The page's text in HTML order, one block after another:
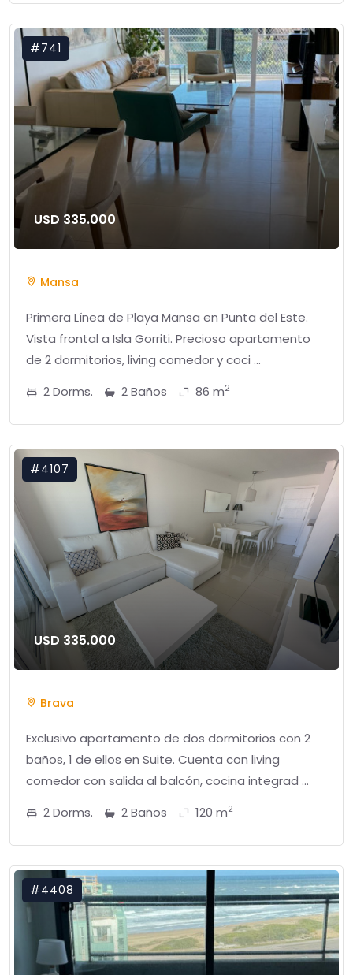
#741
USD 335.000
Mansa
Primera Línea de Playa Mansa en Punta del Este.
Vista frontal a Isla Gorriti. Precioso apartamento
de 2 dormitorios, living comedor y coci ...
2 Dorms.
2 Baños 86 m2
#4107
USD 335.000
Brava
Exclusivo apartamento de dos dormitorios con 2
baños, 1 de ellos en Suite. Cuenta con living
comedor con salida al balcón, cocina integrad ...
2 Dorms.
2 Baños 120 m2
#4408